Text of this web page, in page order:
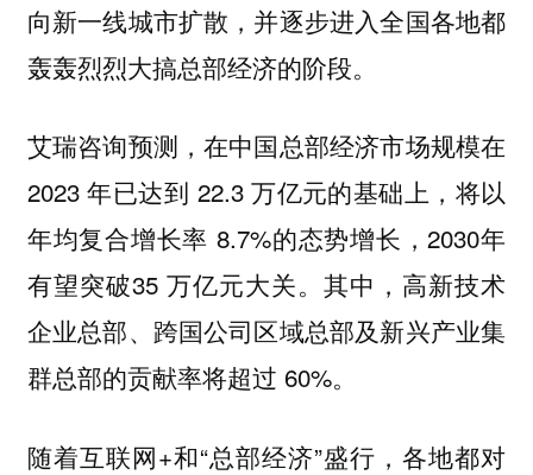
向新一线城市扩散，并逐步进入全国各地都
轰轰烈烈大搞总部经济的阶段。
艾瑞咨询预测，在中国总部经济市场规模在
2023 年已达到 22.3 万亿元的基础上，将以
年均复合增长率 8.7%的态势增长，2030年
有望突破35 万亿元大关。其中，高新技术
企业总部、跨国公司区域总部及新兴产业集
群总部的贡献率将超过 60%。
随着互联网+和“总部经济”盛行，各地都对